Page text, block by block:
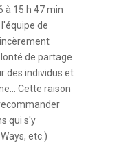
à 15 h 47 min
de
de partage
des individus et
Cette raison
qui s'y
etc.)